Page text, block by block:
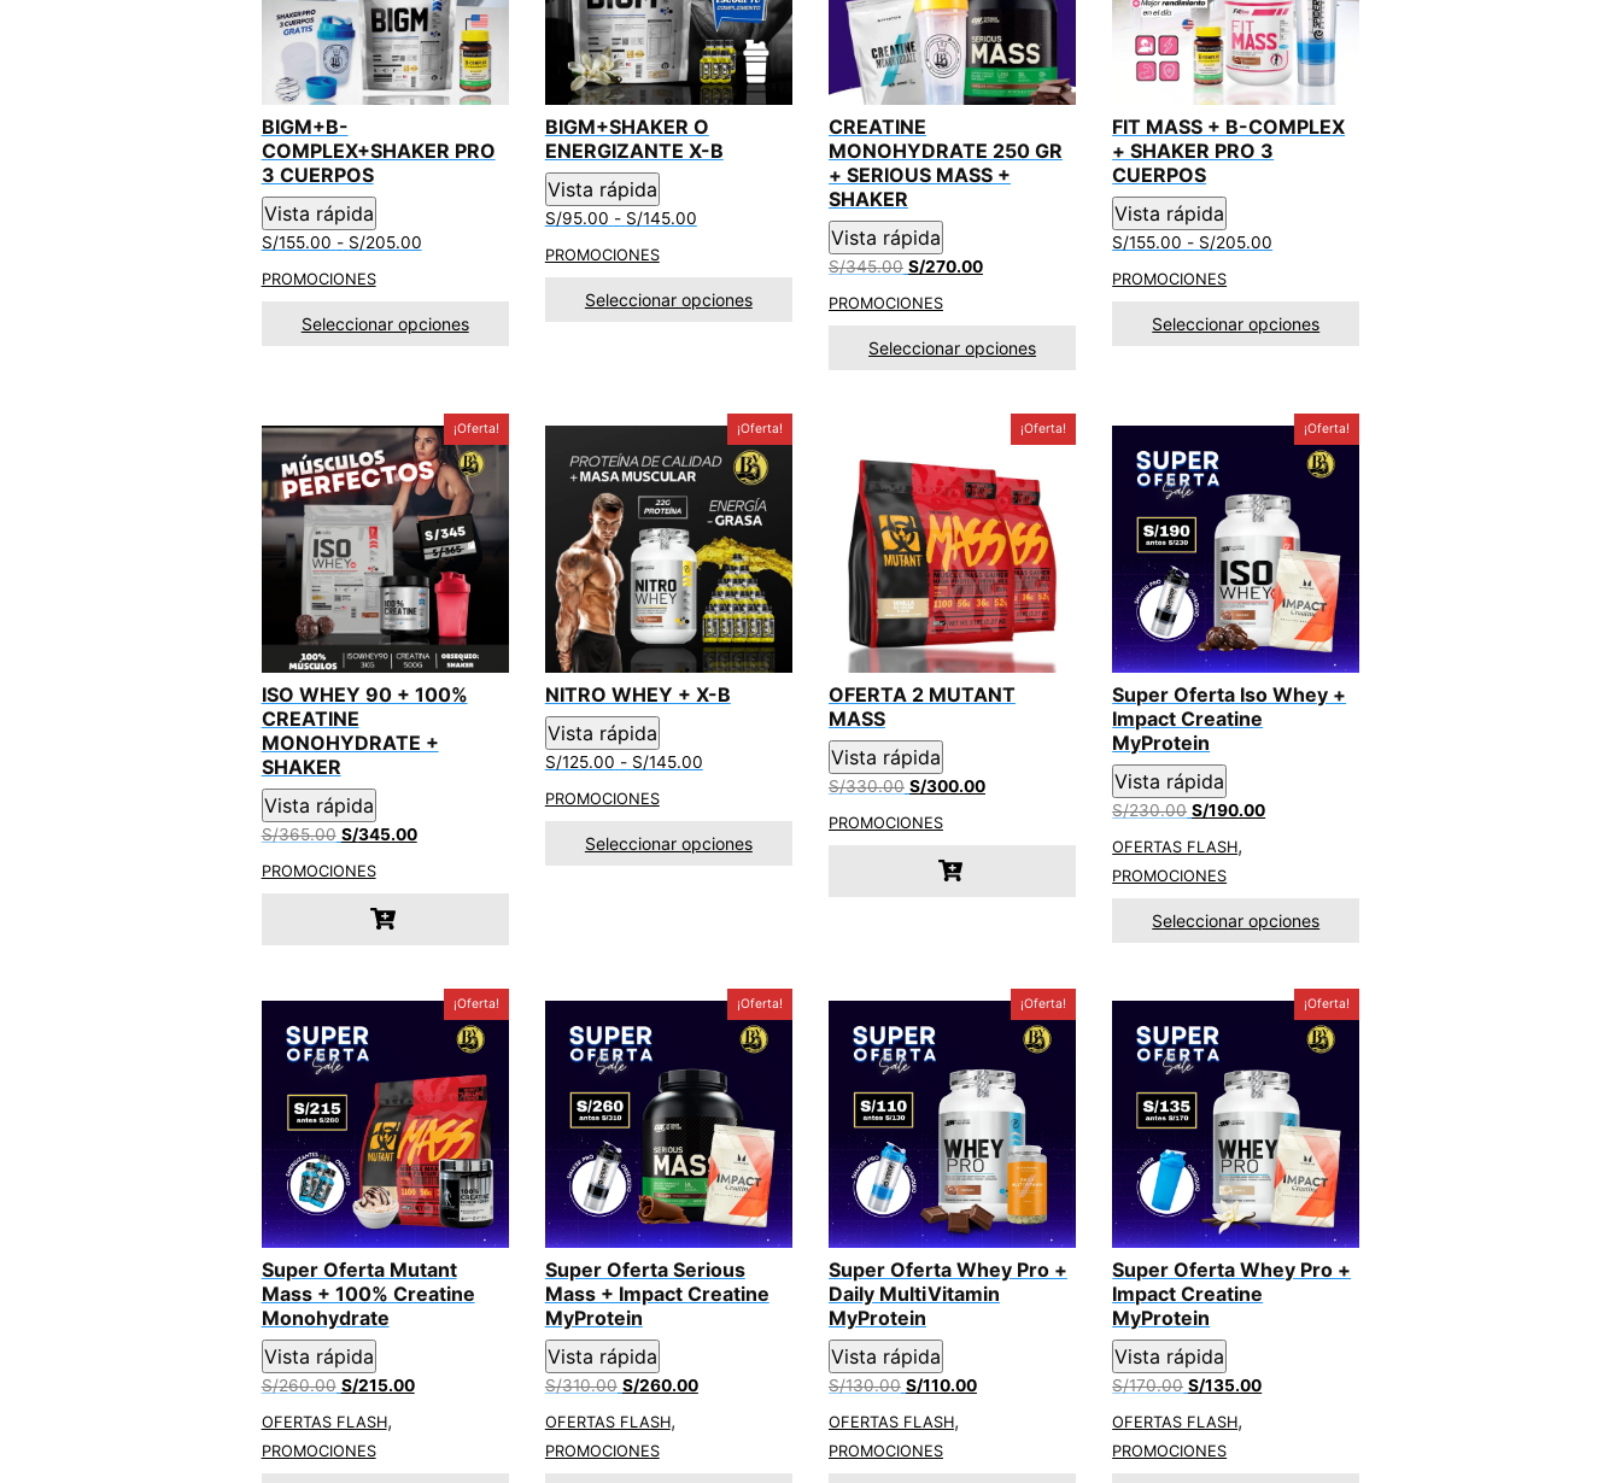
k
p
BIGM+B-
COMPLEX+SHAKER PRO
3 CUERPOS
Vista rápida
S/155.00 - S/205.00Rango
desde
S/155.00
PROMOCIONES
Seleccionar opciones
BIGM+SHAKER O
ENERGIZANTE X-B
Vista rápida
S/95.00 - S/145.00Rango
desde
S/95.00
PROMOCIONES
Seleccionar opciones
CREATINE
MONOHYDRATE 250 GR
+ SERIOUS MASS +
SHAKER
Vista rápida
S/345.00 El
original
era:
S/345.00.
S/270.00El
es:
S/270.00.
PROMOCIONES
Seleccionar opciones
FIT MASS + B-COMPLEX
+ SHAKER PRO 3
CUERPOS
Vista rápida
S/155.00 - S/205.00
desde
S/155.00
PROMOCIONES
Seleccionar opciones
¡Oferta!
ISO WHEY 90 + 100%
CREATINE
MONOHYDRATE +
SHAKER
Vista rápida
S/365.00 El
original
S/365.00.
S/345.00El
PROMOCIONES
¡Oferta!
NITRO WHEY + X-B
Vista rápida
S/125.00 - S/145.00Rango
desde
S/125.00
PROMOCIONES
Seleccionar opciones
¡Oferta!
OFERTA 2 MUTANT
MASS
Vista rápida
S/330.00 El
original
S/330.00.
S/300.00El
PROMOCIONES
¡Oferta!
Super Oferta Iso Whey +
Impact Creatine
MyProtein
Vista rápida
S/230.00 El
original
era:
S/190.00El
OFERTAS FLASH,
PROMOCIONES
Seleccionar opciones
¡Oferta!
Super Oferta Mutant
Mass + 100% Creatine
Monohydrate
Vista rápida
S/260.00 El
original
era:
S/215.00El
OFERTAS FLASH,
PROMOCIONES
¡Oferta!
Super Oferta Serious
Mass + Impact Creatine
MyProtein
Vista rápida
S/310.00 El
original
era:
S/260.00El
OFERTAS FLASH,
PROMOCIONES
¡Oferta!
Super Oferta Whey Pro +
Daily MultiVitamin
MyProtein
Vista rápida
S/130.00 El
original
era:
S/110.00El
OFERTAS FLASH,
PROMOCIONES
¡Oferta!
Super Oferta Whey Pro +
Impact Creatine
MyProtein
Vista rápida
S/170.00 El
original
era:
S/135.00El
OFERTAS FLASH,
PROMOCIONES